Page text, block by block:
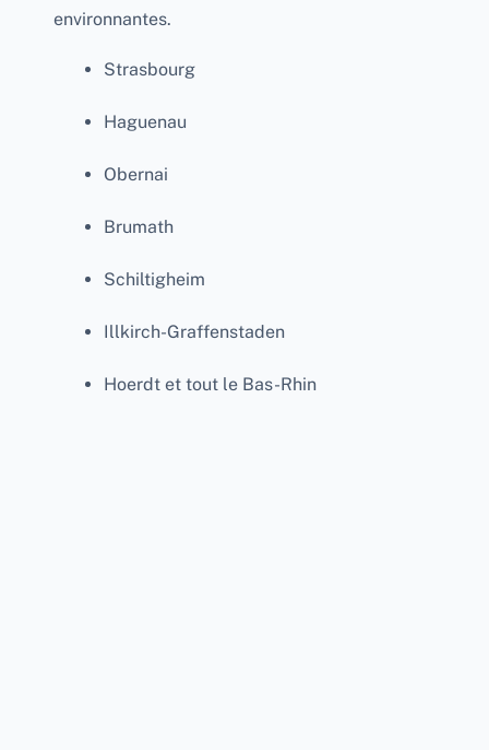
environnantes.
Strasbourg
Haguenau
Obernai
Brumath
Schiltigheim
Illkirch-Graffenstaden
Hoerdt et tout le Bas-Rhin